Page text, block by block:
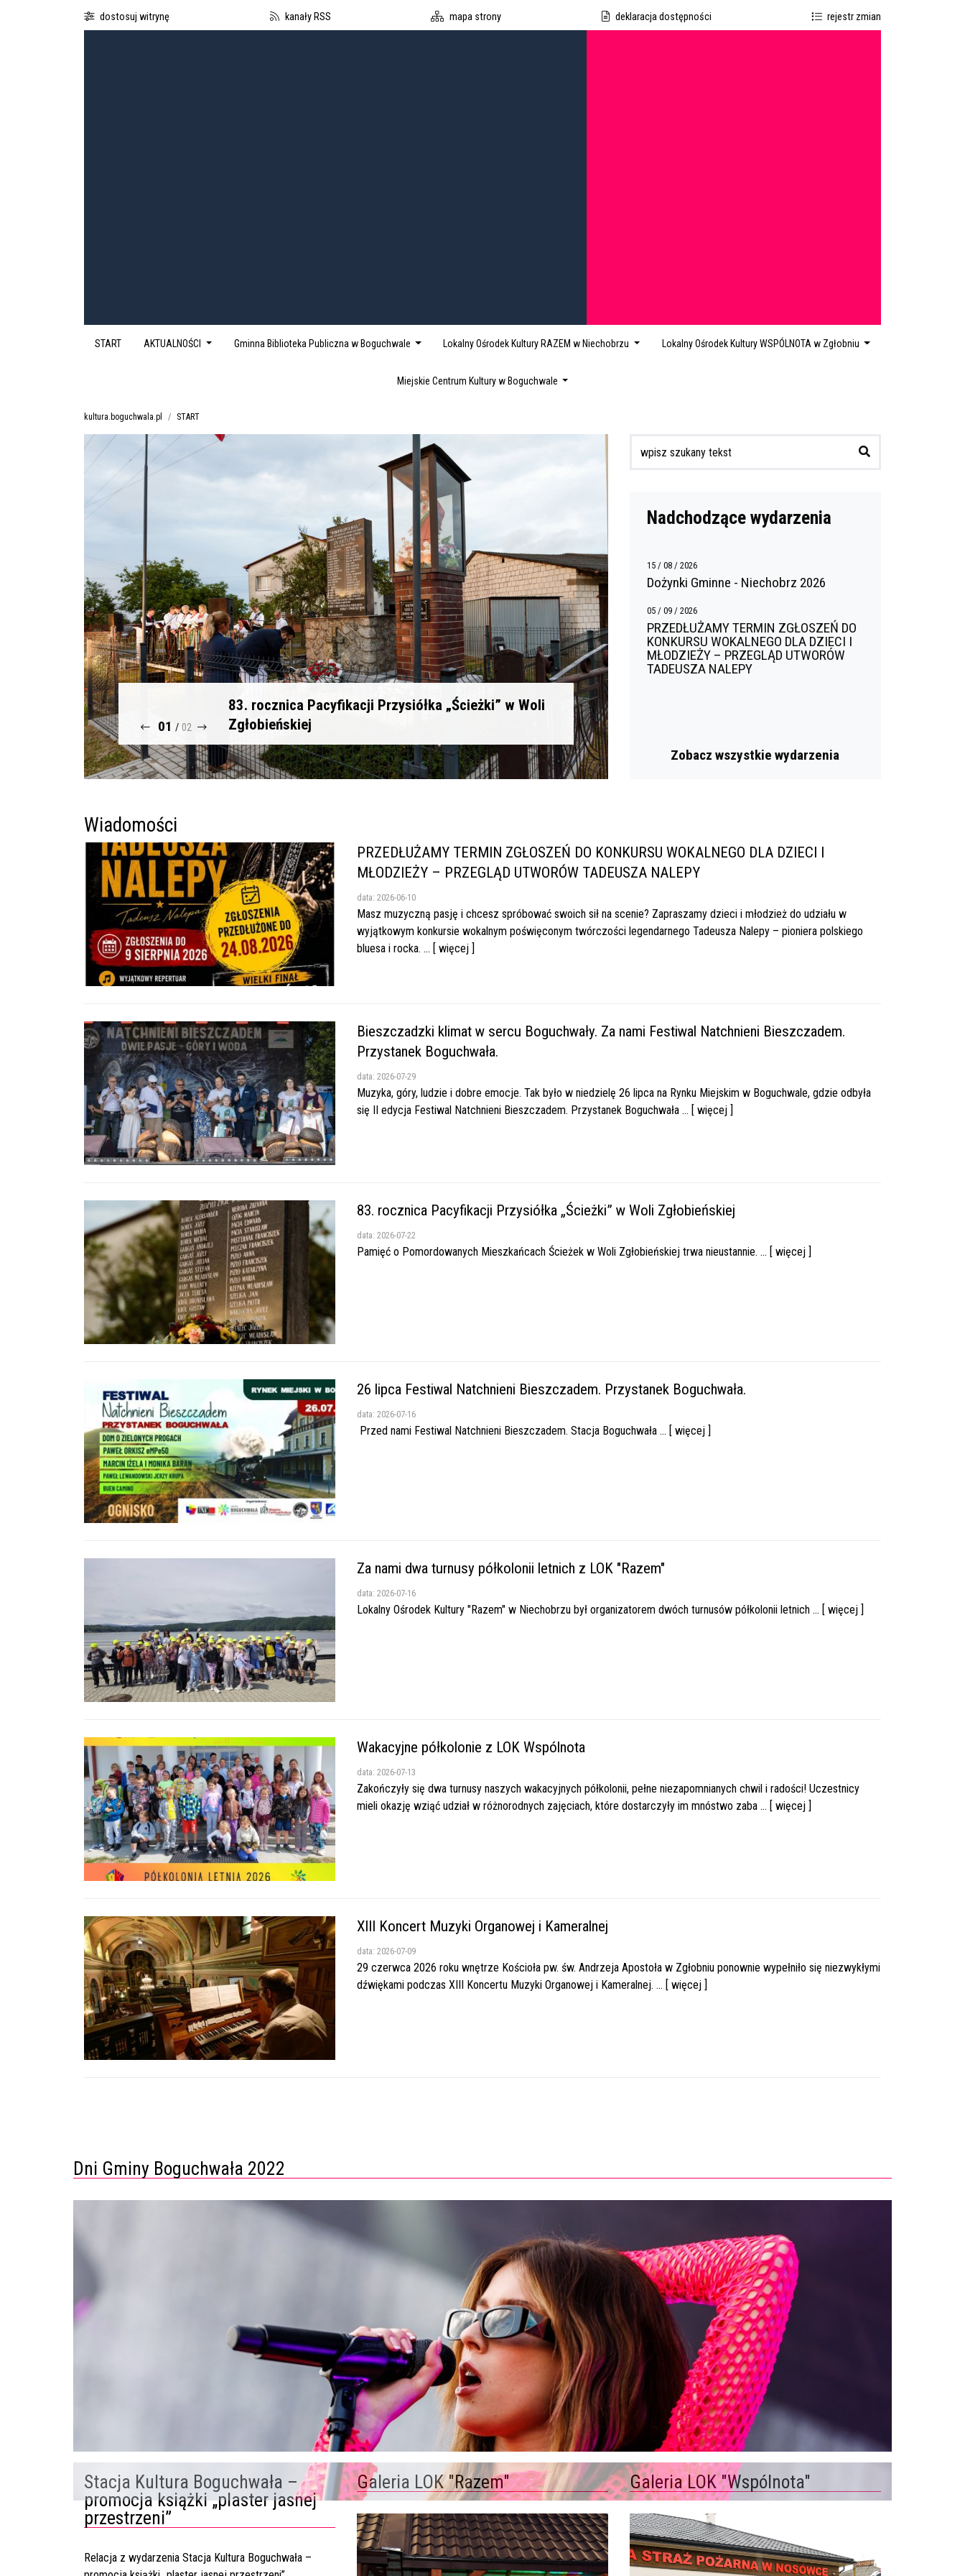
dostosuj witrynę kanały RSS mapa strony deklaracja dostępności rejestr zmian
START AKTUALNOŚCI Gminna Biblioteka Publiczna w Boguchwale Lokalny Ośrodek Kultury RAZEM w Niechobrzu Lokalny Ośrodek Kultury WSPÓLNOTA w Zgłobniu
Miejskie Centrum Kultury w Boguchwale
kultura.boguchwala.pl START
01 / 02
83. rocznica Pacyfikacji Przysiółka „Ścieżki” w Woli
Zgłobieńskiej
Nadchodzące wydarzenia
15 / 08 / 2026
Dożynki Gminne - Niechobrz 2026
05 / 09 / 2026
PRZEDŁUŻAMY TERMIN ZGŁOSZEŃ DO
KONKURSU WOKALNEGO DLA DZIECI I
MŁODZIEŻY – PRZEGLĄD UTWORÓW
TADEUSZA NALEPY
Zobacz wszystkie wydarzenia
Wiadomości
PRZEDŁUŻAMY TERMIN ZGŁOSZEŃ DO KONKURSU WOKALNEGO DLA DZIECI I
MŁODZIEŻY – PRZEGLĄD UTWORÓW TADEUSZA NALEPY
data: 2026-06-10
Masz muzyczną pasję i chcesz spróbować swoich sił na scenie? Zapraszamy dzieci i młodzież do udziału w
wyjątkowym konkursie wokalnym poświęconym twórczości legendarnego Tadeusza Nalepy – pioniera polskiego
bluesa i rocka. ... [ więcej ]
Bieszczadzki klimat w sercu Boguchwały. Za nami Festiwal Natchnieni Bieszczadem.
Przystanek Boguchwała.
data: 2026-07-29
Muzyka, góry, ludzie i dobre emocje. Tak było w niedzielę 26 lipca na Rynku Miejskim w Boguchwale, gdzie odbyła
się II edycja Festiwal Natchnieni Bieszczadem. Przystanek Boguchwała ... [ więcej ]
83. rocznica Pacyfikacji Przysiółka „Ścieżki” w Woli Zgłobieńskiej
data: 2026-07-22
Pamięć o Pomordowanych Mieszkańcach Ścieżek w Woli Zgłobieńskiej trwa nieustannie. ... [ więcej ]
26 lipca Festiwal Natchnieni Bieszczadem. Przystanek Boguchwała.
data: 2026-07-16
Przed nami Festiwal Natchnieni Bieszczadem. Stacja Boguchwała ... [ więcej ]
Za nami dwa turnusy półkolonii letnich z LOK "Razem"
data: 2026-07-16
Lokalny Ośrodek Kultury "Razem" w Niechobrzu był organizatorem dwóch turnusów półkolonii letnich ... [ więcej ]
Wakacyjne półkolonie z LOK Wspólnota
data: 2026-07-13
Zakończyły się dwa turnusy naszych wakacyjnych półkolonii, pełne niezapomnianych chwil i radości! Uczestnicy
mieli okazję wziąć udział w różnorodnych zajęciach, które dostarczyły im mnóstwo zaba ... [ więcej ]
XIII Koncert Muzyki Organowej i Kameralnej
data: 2026-07-09
29 czerwca 2026 roku wnętrze Kościoła pw. św. Andrzeja Apostoła w Zgłobniu ponownie wypełniło się niezwykłymi
dźwiękami podczas XIII Koncertu Muzyki Organowej i Kameralnej. ... [ więcej ]
Dni Gminy Boguchwała 2022
Stacja Kultura Boguchwała –
promocja książki „plaster jasnej
przestrzeni”
Relacja z wydarzenia Stacja Kultura Boguchwała –
Galeria LOK "Razem" Galeria LOK "Wspólnota"